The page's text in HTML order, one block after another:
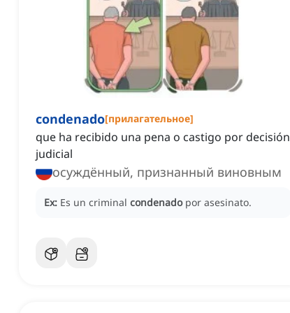
condenado[прилагательное]
que ha recibido una pena o castigo por decisión
judicial
осуждённый, признанный виновным
Ex: Es un criminal condenado por asesinato.